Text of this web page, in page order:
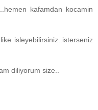
kafamdan kocamin
isleyebilirsiniz..isterseniz
diliyorum size..